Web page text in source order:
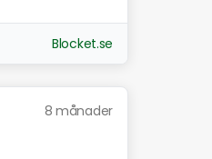
Blocket.se
8 månader